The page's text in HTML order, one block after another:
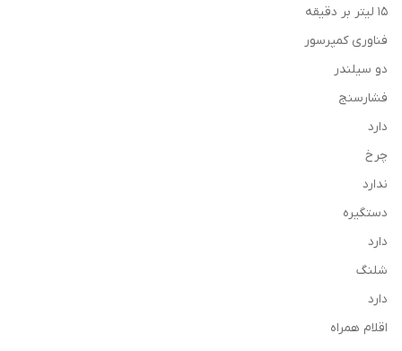
15 لیتر بر دقیقه
فناوری کمپرسور
دو سیلندر
فشارسنج
دارد
چرخ
ندارد
دستگیره
دارد
شلنگ
دارد
اقلام همراه